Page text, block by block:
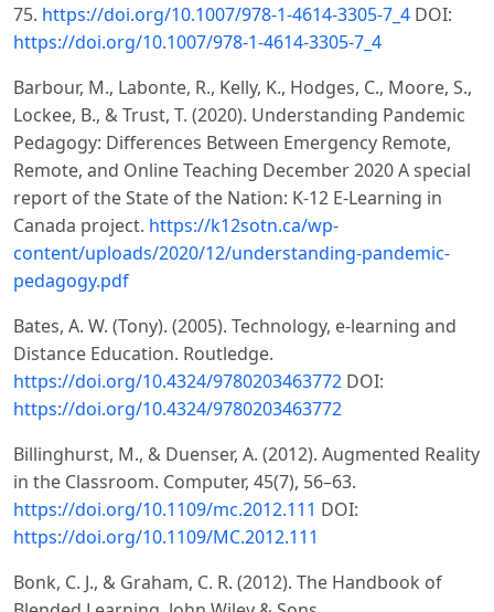
75. https://doi.org/10.1007/978-1-4614-3305-7_4 DOI:
https://doi.org/10.1007/978-1-4614-3305-7_4
Barbour, M., Labonte, R., Kelly, K., Hodges, C., Moore, S.,
Lockee, B., & Trust, T. (2020). Understanding Pandemic
Pedagogy: Differences Between Emergency Remote,
Remote, and Online Teaching December 2020 A special
report of the State of the Nation: K-12 E-Learning in
Canada project. https://k12sotn.ca/wp-
content/uploads/2020/12/understanding-pandemic-
pedagogy.pdf
Bates, A. W. (Tony). (2005). Technology, e-learning and
Distance Education. Routledge.
https://doi.org/10.4324/9780203463772 DOI:
https://doi.org/10.4324/9780203463772
Billinghurst, M., & Duenser, A. (2012). Augmented Reality
in the Classroom. Computer, 45(7), 56–63.
https://doi.org/10.1109/mc.2012.111 DOI:
https://doi.org/10.1109/MC.2012.111
Bonk, C. J., & Graham, C. R. (2012). The Handbook of